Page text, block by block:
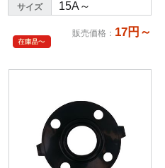
サイズ 15A～
販売価格 ： 17円～